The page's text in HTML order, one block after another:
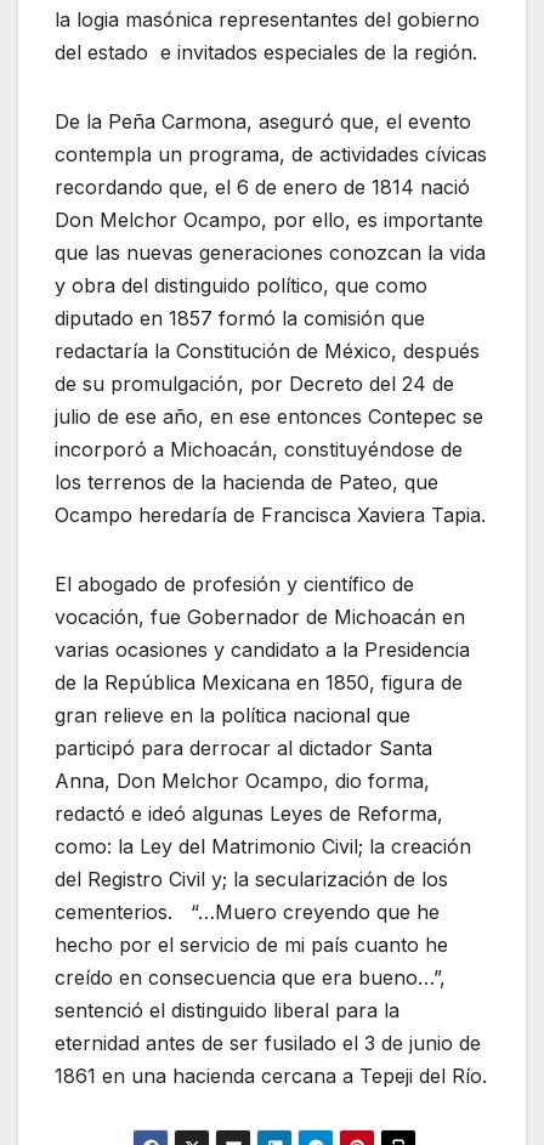
la logia masónica representantes del gobierno
del estado e invitados especiales de la región.
De la Peña Carmona, aseguró que, el evento
contempla un programa, de actividades cívicas
recordando que, el 6 de enero de 1814 nació
Don Melchor Ocampo, por ello, es importante
que las nuevas generaciones conozcan la vida
y obra del distinguido político, que como
diputado en 1857 formó la comisión que
redactaría la Constitución de México, después
de su promulgación, por Decreto del 24 de
julio de ese año, en ese entonces Contepec se
incorporó a Michoacán, constituyéndose de
los terrenos de la hacienda de Pateo, que
Ocampo heredaría de Francisca Xaviera Tapia.
El abogado de profesión y científico de
vocación, fue Gobernador de Michoacán en
varias ocasiones y candidato a la Presidencia
de la República Mexicana en 1850, figura de
gran relieve en la política nacional que
participó para derrocar al dictador Santa
Anna, Don Melchor Ocampo, dio forma,
redactó e ideó algunas Leyes de Reforma,
como: la Ley del Matrimonio Civil; la creación
del Registro Civil y; la secularización de los
cementerios. “…Muero creyendo que he
hecho por el servicio de mi país cuanto he
creído en consecuencia que era bueno…”,
sentenció el distinguido liberal para la
eternidad antes de ser fusilado el 3 de junio de
1861 en una hacienda cercana a Tepeji del Río.